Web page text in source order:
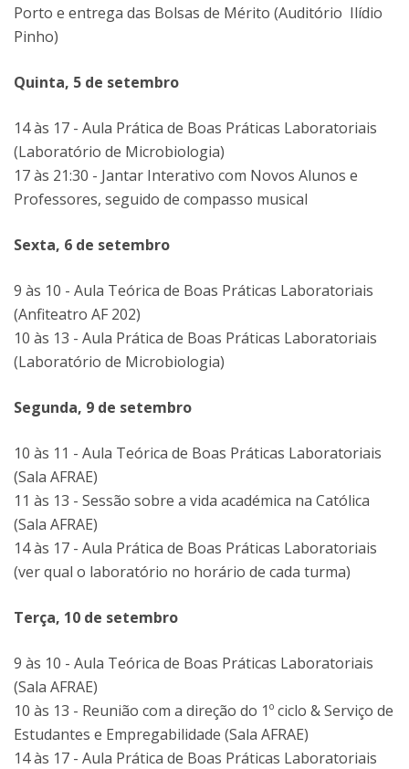
Porto e entrega das Bolsas de Mérito (Auditório Ilídio
Pinho)
Quinta, 5 de setembro
14 às 17 - Aula Prática de Boas Práticas Laboratoriais
(Laboratório de Microbiologia)
17 às 21:30 - Jantar Interativo com Novos Alunos e
Professores, seguido de compasso musical
Sexta, 6 de setembro
9 às 10 - Aula Teórica de Boas Práticas Laboratoriais
(Anfiteatro AF 202)
10 às 13 - Aula Prática de Boas Práticas Laboratoriais
(Laboratório de Microbiologia)
Segunda, 9 de setembro
10 às 11 - Aula Teórica de Boas Práticas Laboratoriais
(Sala AFRAE)
11 às 13 - Sessão sobre a vida académica na Católica
(Sala AFRAE)
14 às 17 - Aula Prática de Boas Práticas Laboratoriais
(ver qual o laboratório no horário de cada turma)
Terça, 10 de setembro
9 às 10 - Aula Teórica de Boas Práticas Laboratoriais
(Sala AFRAE)
10 às 13 - Reunião com a direção do 1º ciclo & Serviço de
Estudantes e Empregabilidade (Sala AFRAE)
14 às 17 - Aula Prática de Boas Práticas Laboratoriais